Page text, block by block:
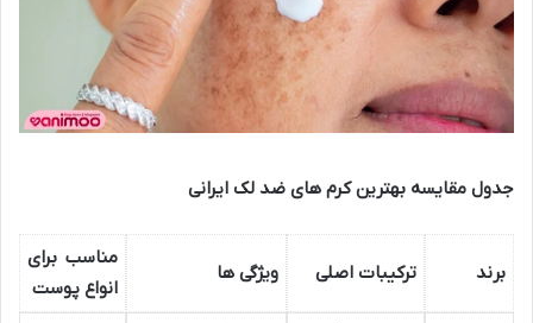
جدول مقایسه بهترین کرم های ضد لک ایرانی
برند ترکیبات اصلی ویژگی ها
مناسب برای
انواع پوست